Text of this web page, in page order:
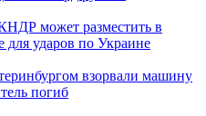
может разместить в
для ударов по Украине
взорвали машину
погиб